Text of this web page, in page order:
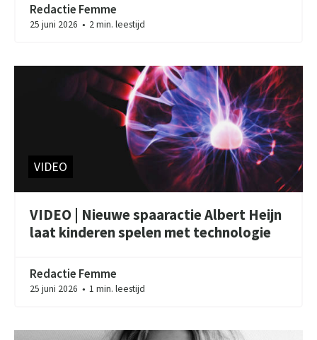
Redactie Femme
25 juni 2026 ● 2 min. leestijd
VIDEO
VIDEO | Nieuwe spaaractie Albert Heijn
laat kinderen spelen met technologie
Redactie Femme
25 juni 2026 ● 1 min. leestijd